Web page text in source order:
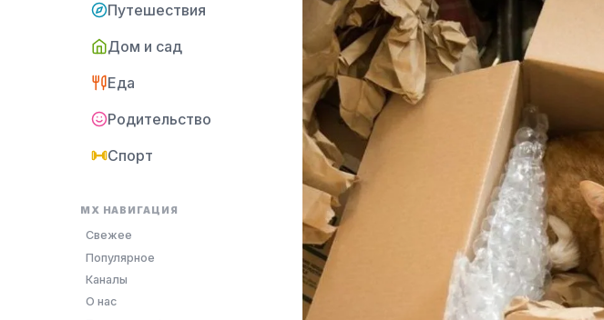
Путешествия
Дом и сад
Еда
Родительство
Спорт
MX НАВИГАЦИЯ
Свежее
Популярное
Каналы
О нас